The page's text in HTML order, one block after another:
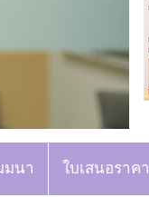
มนา ใบเสนอราคา